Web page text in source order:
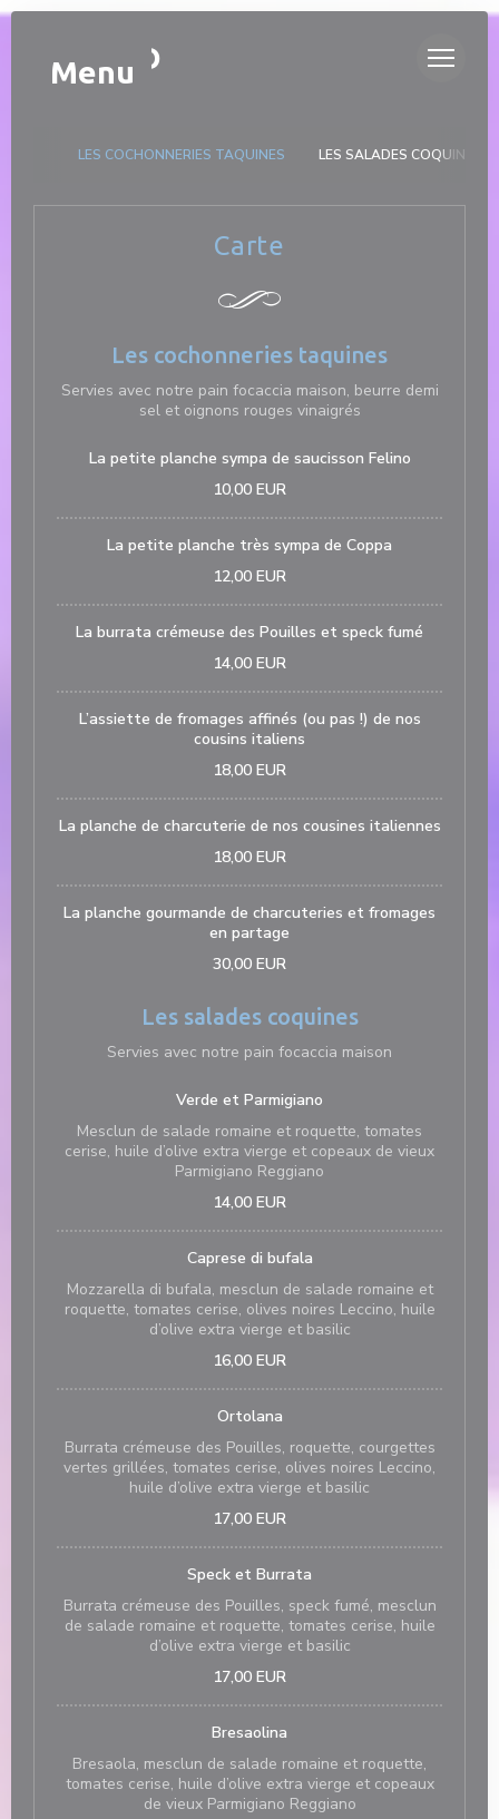
Panel pro správu cookies
DUETTO
Menu
Carte
Les cochonneries taquines
Servies avec notre pain focaccia maison, beurre demi
sel et oignons rouges vinaigrés
La petite planche sympa de saucisson Felino
10,00 EUR
La petite planche très sympa de Coppa
12,00 EUR
La burrata crémeuse des Pouilles et speck fumé
14,00 EUR
L’assiette de fromages affinés (ou pas !) de nos
cousins italiens
18,00 EUR
La planche de charcuterie de nos cousines italiennes
18,00 EUR
La planche gourmande de charcuteries et fromages
en partage
30,00 EUR
Les salades coquines
Servies avec notre pain focaccia maison
Verde et Parmigiano
Mesclun de salade romaine et roquette, tomates
cerise, huile d’olive extra vierge et copeaux de vieux
Parmigiano Reggiano
14,00 EUR
Caprese di bufala
Mozzarella di bufala, mesclun de salade romaine et
roquette, tomates cerise, olives noires Leccino, huile
d’olive extra vierge et basilic
16,00 EUR
Ortolana
Burrata crémeuse des Pouilles, roquette, courgettes
vertes grillées, tomates cerise, olives noires Leccino,
huile d’olive extra vierge et basilic
17,00 EUR
Speck et Burrata
Burrata crémeuse des Pouilles, speck fumé, mesclun
de salade romaine et roquette, tomates cerise, huile
d’olive extra vierge et basilic
17,00 EUR
Bresaolina
Bresaola, mesclun de salade romaine et roquette,
tomates cerise, huile d’olive extra vierge et copeaux
de vieux Parmigiano Reggiano
LES COCHONNERIES TAQUINES LES SALADES COQUINES